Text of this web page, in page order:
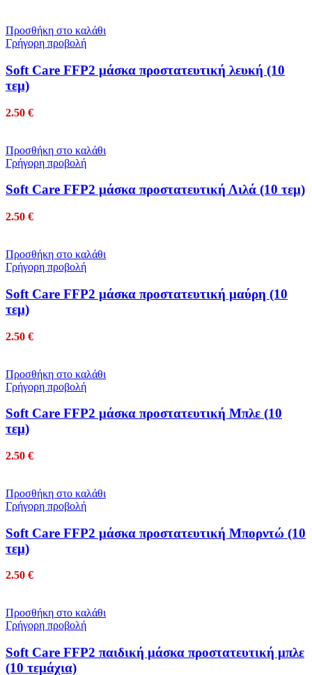
Προσθήκη στο καλάθι
Γρήγορη προβολή
Soft Care FFP2 μάσκα προστατευτική λευκή (10
τεμ)
2.50 €
Προσθήκη στο καλάθι
Γρήγορη προβολή
Soft Care FFP2 μάσκα προστατευτική Λιλά (10 τεμ)
2.50 €
Προσθήκη στο καλάθι
Γρήγορη προβολή
Soft Care FFP2 μάσκα προστατευτική μαύρη (10
τεμ)
2.50 €
Προσθήκη στο καλάθι
Γρήγορη προβολή
Soft Care FFP2 μάσκα προστατευτική Μπλε (10
τεμ)
2.50 €
Προσθήκη στο καλάθι
Γρήγορη προβολή
Soft Care FFP2 μάσκα προστατευτική Μπορντώ (10
τεμ)
2.50 €
Προσθήκη στο καλάθι
Γρήγορη προβολή
Soft Care FFP2 παιδική μάσκα προστατευτική μπλε
(10 τεμάχια)